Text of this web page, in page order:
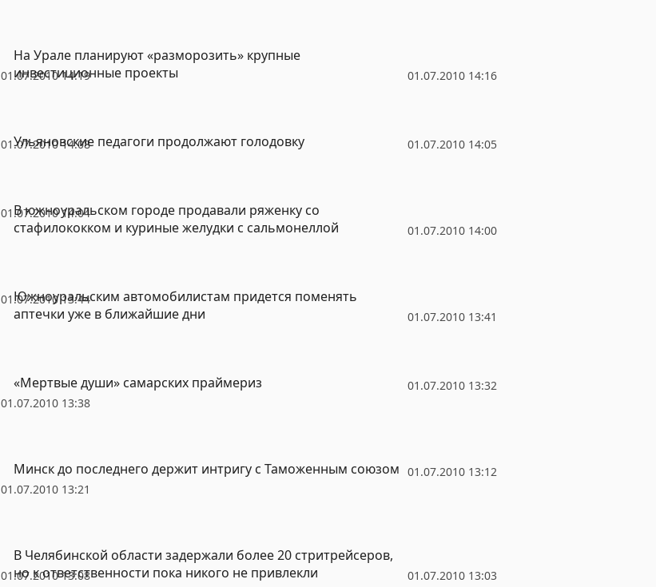
01.07.2010 14:19 01.07.2010 14:16
На Урале планируют «разморозить» крупные
инвестиционные проекты
01.07.2010 14:08 01.07.2010 14:05
Ульяновские педагоги продолжают голодовку
01.07.2010 14:04
01.07.2010 14:00
В южноуральском городе продавали ряженку со
стафилококком и куриные желудки с сальмонеллой
01.07.2010 13:44
01.07.2010 13:41
Южноуральским автомобилистам придется поменять
аптечки уже в ближайшие дни
01.07.2010 13:38
01.07.2010 13:32
«Мертвые души» самарских праймериз
01.07.2010 13:21
01.07.2010 13:12
Минск до последнего держит интригу с Таможенным союзом
01.07.2010 13:08 01.07.2010 13:03
В Челябинской области задержали более 20 стритрейсеров,
но к ответственности пока никого не привлекли